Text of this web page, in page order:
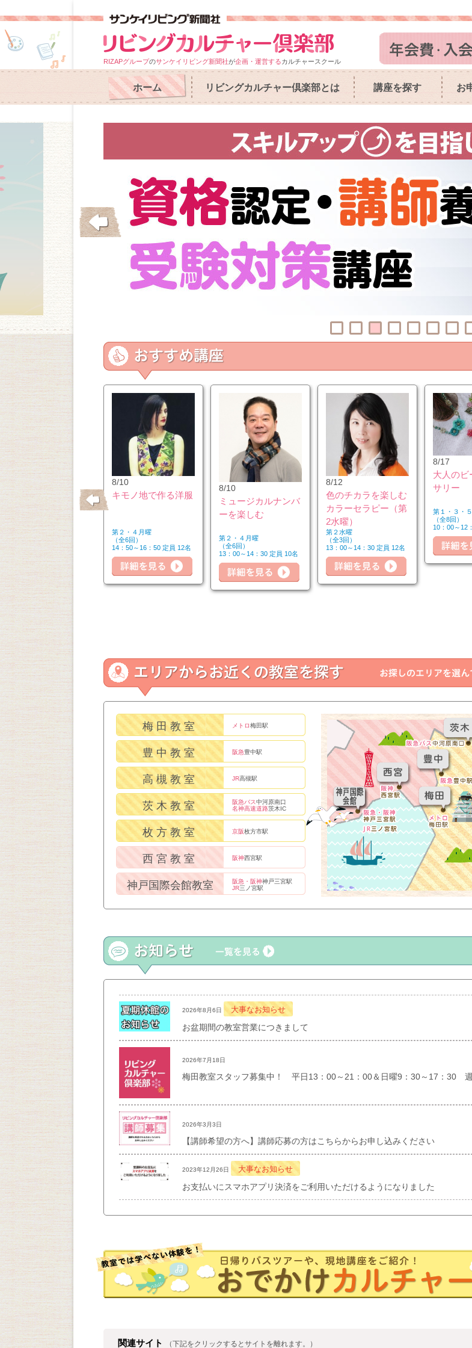
RIZAPグループのサンケイリビング新聞社が企画・運営するカルチャースクール
ホーム リビングカルチャー倶楽部とは 講座を探す お
10/26
はじめてのウクレレ
第２・４月曜
（全6回）
14：50～16：20 定員 6名
8/10
キモノ地で作る洋服
第２・４月曜
（全6回）
14：50～16：50 定員 12名
8/10
ミュージカルナンバ
ーを楽しむ
第２・４月曜
（全6回）
13：00～14：30 定員 10名
8/12
色のチカラを楽しむ
カラーセラピー（第
2水曜）
第２水曜
（全3回）
13：00～14：30 定員 12名
8/17
大人のビ
サリー
第１・３・
（全8回）
10：00～12
を見る
詳細を見る
詳細を見る 詳細を見る
梅田教室 メトロ梅田駅
豊中教室 阪急豊中駅
高槻教室 JR高槻駅
茨木教室 阪急バス中河原南口
名神高速道路茨木IC
枚方教室 京阪枚方市駅
西宮教室 阪神西宮駅
神戸国際会館教室 阪急・阪神神戸三宮駅
JR三ノ宮駅
2026年8月6日 大事なお知らせ
お盆期間の教室営業につきまして
2026年7月18日
梅田教室スタッフ募集中！ 平日13：00～21：00＆日曜9：30～17：30
2026年3月3日
【講師希望の方へ】講師応募の方はこちらからお申し込みください
2023年12月26日 大事なお知らせ
お支払いにスマホアプリ決済をご利用いただけるようになりました
関連サイト （下記をクリックするとサイトを離れます。）